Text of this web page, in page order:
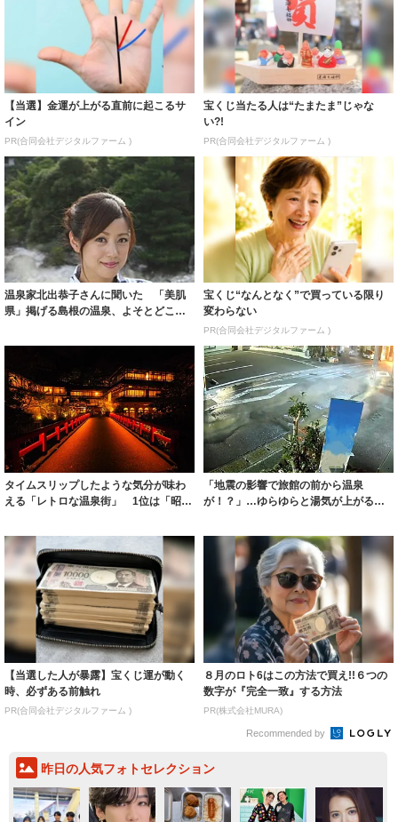
【当選】金運が上がる直前に起こるサ
イン
PR(合同会社デジタルファーム )
宝くじ当たる人は“たまたま”じゃな
い?!
PR(合同会社デジタルファーム )
温泉家北出恭子さんに聞いた 「美肌
県」掲げる島根の温泉、よそとどこが
宝くじ“なんとなく”で買っている限り
変わらない
PR(合同会社デジタルファーム )
タイムスリップしたような気分が味わ
える「レトロな温泉街」 1位は「昭和
「地震の影響で旅館の前から温泉
が！？」…ゆらゆらと湯気が上がる道
【当選した人が暴露】宝くじ運が動く
時、必ずある前触れ
PR(合同会社デジタルファーム )
８月のロト6はこの方法で買え!!６つの
数字が『完全一致』する方法
PR(株式会社MURA)
Recommended by
昨日の人気フォトセレクション